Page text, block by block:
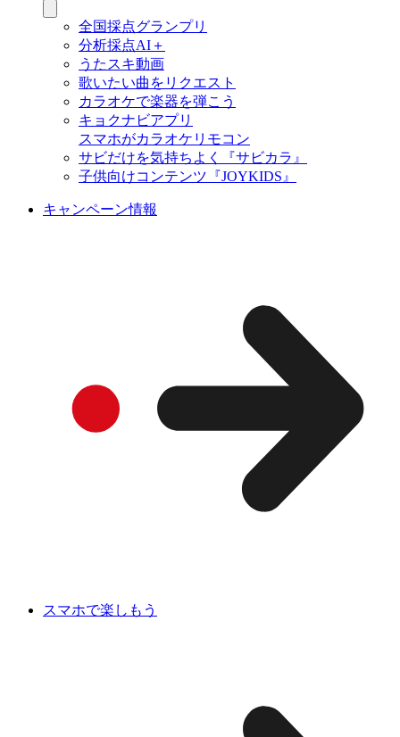
全国採点グランプリ
分析採点AI＋
うたスキ動画
歌いたい曲をリクエスト
カラオケで楽器を弾こう
キョクナビアプリ
スマホがカラオケリモコン
サビだけを気持ちよく『サビカラ』
子供向けコンテンツ『JOYKIDS』
キャンペーン情報
スマホで楽しもう